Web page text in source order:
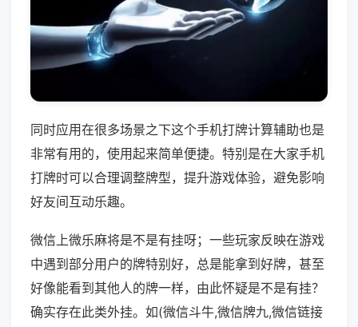
同时应用在很多场景之下这个手机打牌计算辅助也是
非常有用的，使用起来简单便捷。特别是在大家手机
打牌时可以合理调整牌型，提升游戏体验，避免影响
好友间互动乐趣。
微信上微乐麻将是不是有挂呀；一些玩家反映在游戏
中遇到部分用户的牌特别好，总是能拿到好牌，甚至
好像能看到其他人的牌一样，由此怀疑是不是有挂？
确实存在此类外挂。如(微信斗牛,微信牌九,微信链接